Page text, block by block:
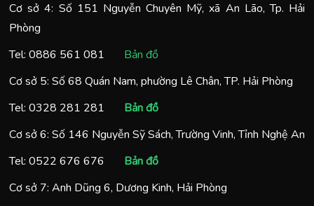
Cơ sở 4: Số 151 Nguyễn Chuyên Mỹ, xã An Lão, Tp. Hải
Phòng
Tel: 0886 561 081
Bản đồ
Cơ sở 5: Số 68 Quán Nam, phường Lê Chân, TP. Hải Phòng
Tel: 0328 281 281
Bản đồ
Cơ sở 6: Số 146 Nguyễn Sỹ Sách, Trường Vinh, Tỉnh Nghệ An
Tel: 0522 676 676
Bản đồ
Cơ sở 7: Anh Dũng 6, Dương Kinh, Hải Phòng